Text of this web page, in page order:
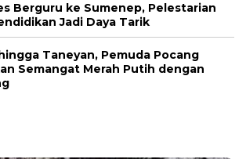
Berguru ke Sumenep, Pelestarian
Jadi Daya Tarik
Taneyan, Pemuda Pocang
Semangat Merah Putih dengan